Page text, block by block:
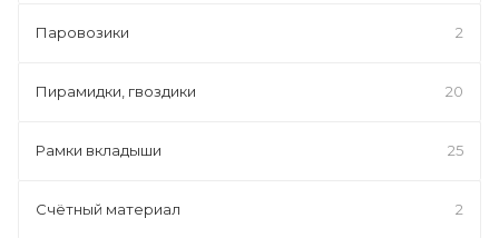
Паровозики 2
Пирамидки, гвоздики 20
Рамки вкладыши 25
Счётный материал 2